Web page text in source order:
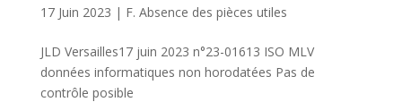
17 Juin 2023 | F. Absence des pièces utiles
JLD Versailles17 juin 2023 n°23-01613 ISO MLV
données informatiques non horodatées Pas de
contrôle posible